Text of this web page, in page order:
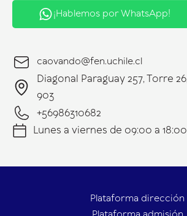
¡Hablemos por WhatsApp!
caovando@fen.uchile.cl
Diagonal Paraguay 257, Torre
903
+56986310682
Lunes a viernes de 09:00 a
Plataforma dirección